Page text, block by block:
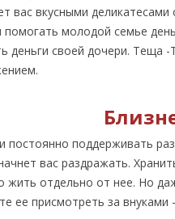
вас вкусными деликатесами
молодой семье
деньги своей дочери. Теща
постоянно поддерживать
вас раздражать.
жить отдельно от нее. Но
ее присмотреть за